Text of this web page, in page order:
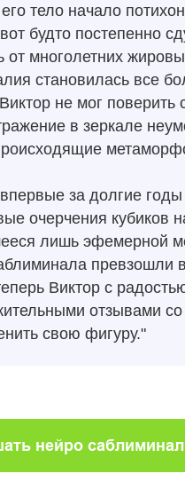
тело начало
будто постепенно
от многолетних
становилась все
не мог поверить
в зеркале
за долгие годы
очерчения кубиков
лишь эфемерной
превзошли
Виктор с
отзывами
свою фигуру."
нейро